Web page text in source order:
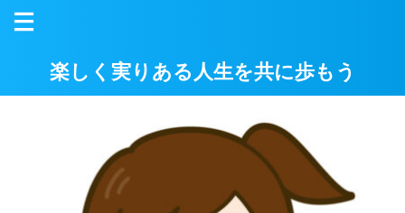
楽しく実りある人生を共に歩もう